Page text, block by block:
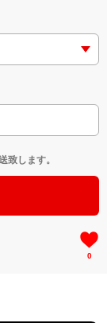
致します。
0